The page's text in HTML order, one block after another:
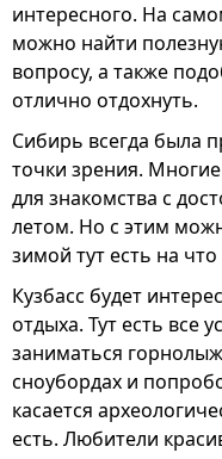
интересного. На
можно найти
вопросу, а также
отлично отдохнуть.
Сибирь всегда была
точки зрения.
для знакомства с
летом. Но с этим
зимой тут есть на
Кузбасс будет
отдыха. Тут есть все
заниматься
сноубордах и
касается
есть. Любители